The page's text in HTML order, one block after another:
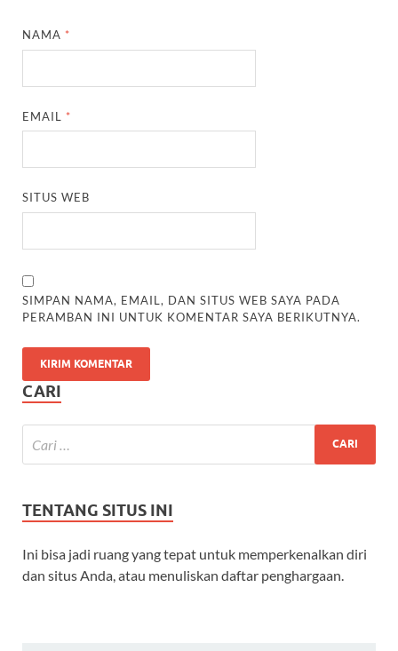
NAMA *
EMAIL *
SITUS WEB
SIMPAN NAMA, EMAIL, DAN SITUS WEB SAYA PADA
PERAMBAN INI UNTUK KOMENTAR SAYA BERIKUTNYA.
CARI
TENTANG SITUS INI
Ini bisa jadi ruang yang tepat untuk memperkenalkan diri
dan situs Anda, atau menuliskan daftar penghargaan.